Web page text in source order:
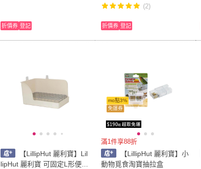
折價券 登記
(2)
折價券 登記
【LillipHut 麗利寶】Lil
lipHut 麗利寶 可固定L形便盆
mo點3%
免運券
滿1件享88折
【LillipHut 麗利寶】小
動物覓食淘寶抽拉盒